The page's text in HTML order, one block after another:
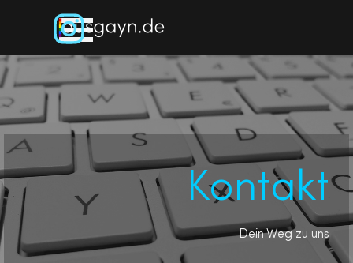
Menü überspringen
Kontakt
Dein Weg zu uns